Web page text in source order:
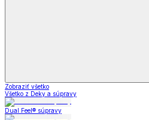
Zobraziť všetko
Všetko z Deky a súpravy
Dual Feel® súpravy